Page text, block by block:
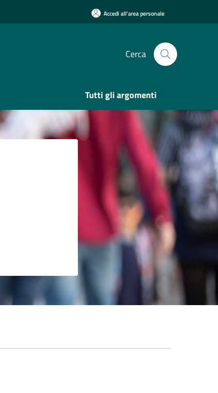
Accedi all'area personale
Cerca
Tutti gli argomenti